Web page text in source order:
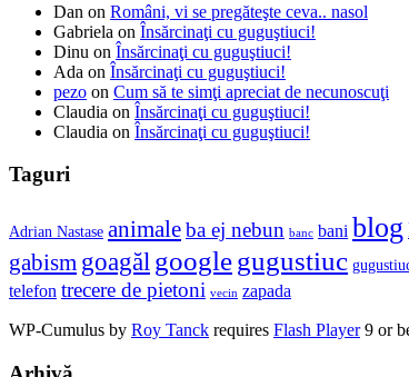
Dan on Români, vi se pregăteşte ceva.. nasol
Gabriela on Însărcinaţi cu guguştiuci!
Dinu on Însărcinaţi cu guguştiuci!
Ada on Însărcinaţi cu guguştiuci!
pezo on Cum să te simţi apreciat de necunoscuţi
Claudia on Însărcinaţi cu guguştiuci!
Claudia on Însărcinaţi cu guguştiuci!
Taguri
Adrian Nastase animaleba ej nebun banc bani blog
gabism goagăl googlegugustiuc
telefon trecere de pietoni vecin zapada
WP-Cumulus by Roy Tanck requires Flash Player9 or